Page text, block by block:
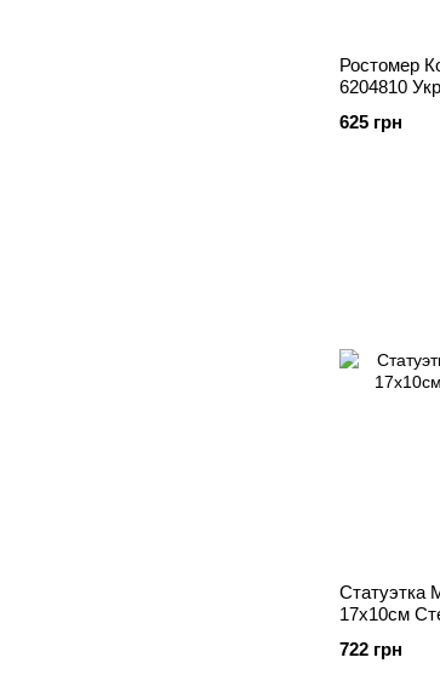
Ростомер
6204810
625 грн
Статуэтка
17х10см
722 грн